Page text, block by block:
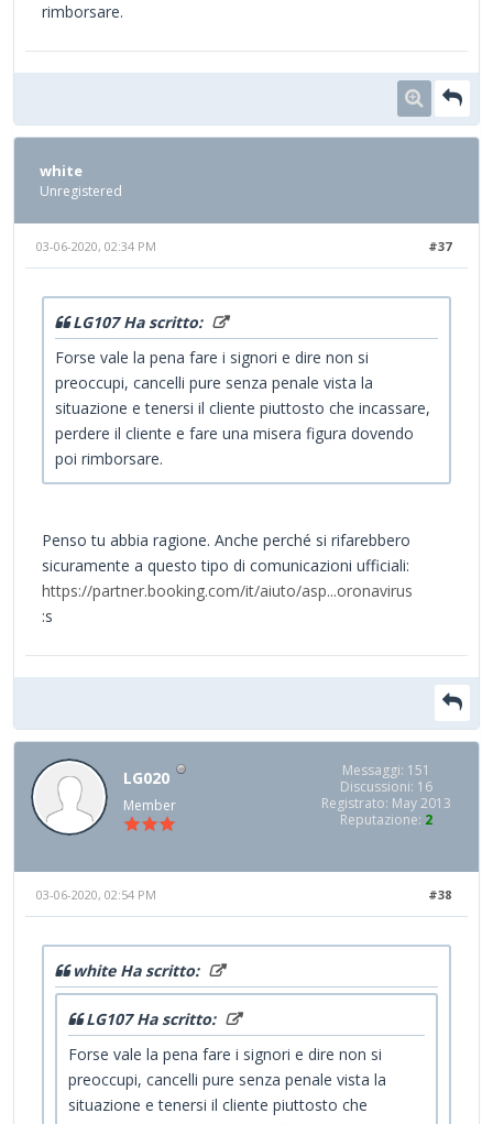
rimborsare.
white
Unregistered
#37
03-06-2020, 02:34 PM
LG107 Ha scritto:
Forse vale la pena fare i signori e dire non si
preoccupi, cancelli pure senza penale vista la
situazione e tenersi il cliente piuttosto che incassare,
perdere il cliente e fare una misera figura dovendo
poi rimborsare.
Penso tu abbia ragione. Anche perché si rifarebbero
sicuramente a questo tipo di comunicazioni ufficiali:
https://partner.booking.com/it/aiuto/asp...oronavirus
:s
LG020
Member
Messaggi: 151
Discussioni: 16
Registrato: May 2013
Reputazione: 2
#38
03-06-2020, 02:54 PM
white Ha scritto:
LG107 Ha scritto:
Forse vale la pena fare i signori e dire non si
preoccupi, cancelli pure senza penale vista la
situazione e tenersi il cliente piuttosto che